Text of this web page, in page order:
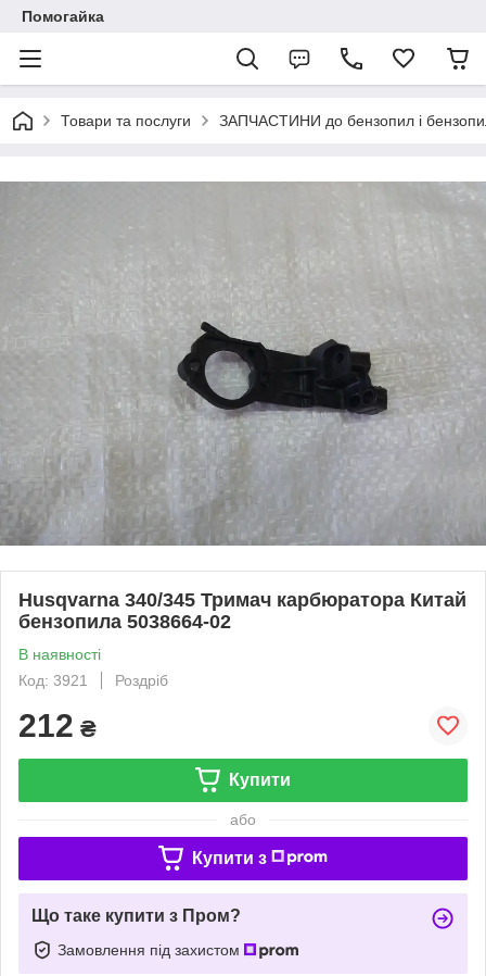
Помогайка
Товари та послуги ЗАПЧАСТИНИ до бензопил і
Husqvarna 340/345 Тримач карбюратора Китай
бензопила 5038664-02
В наявності
Код: 3921
Роздріб
212 ₴
Купити
або
Купити з
Що таке купити з Пром?
Замовлення під захистом